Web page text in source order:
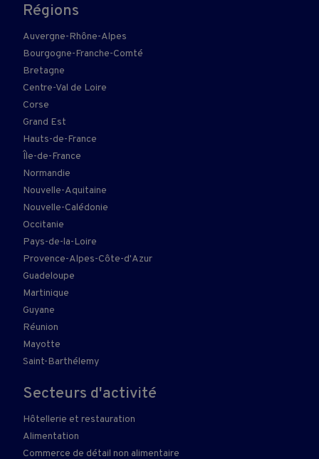
Régions
Auvergne-Rhône-Alpes
Bourgogne-Franche-Comté
Bretagne
Centre-Val de Loire
Corse
Grand Est
Hauts-de-France
Île-de-France
Normandie
Nouvelle-Aquitaine
Nouvelle-Calédonie
Occitanie
Pays-de-la-Loire
Provence-Alpes-Côte-d'Azur
Guadeloupe
Martinique
Guyane
Réunion
Mayotte
Saint-Barthélemy
Secteurs d'activité
Hôtellerie et restauration
Alimentation
Commerce de détail non alimentaire